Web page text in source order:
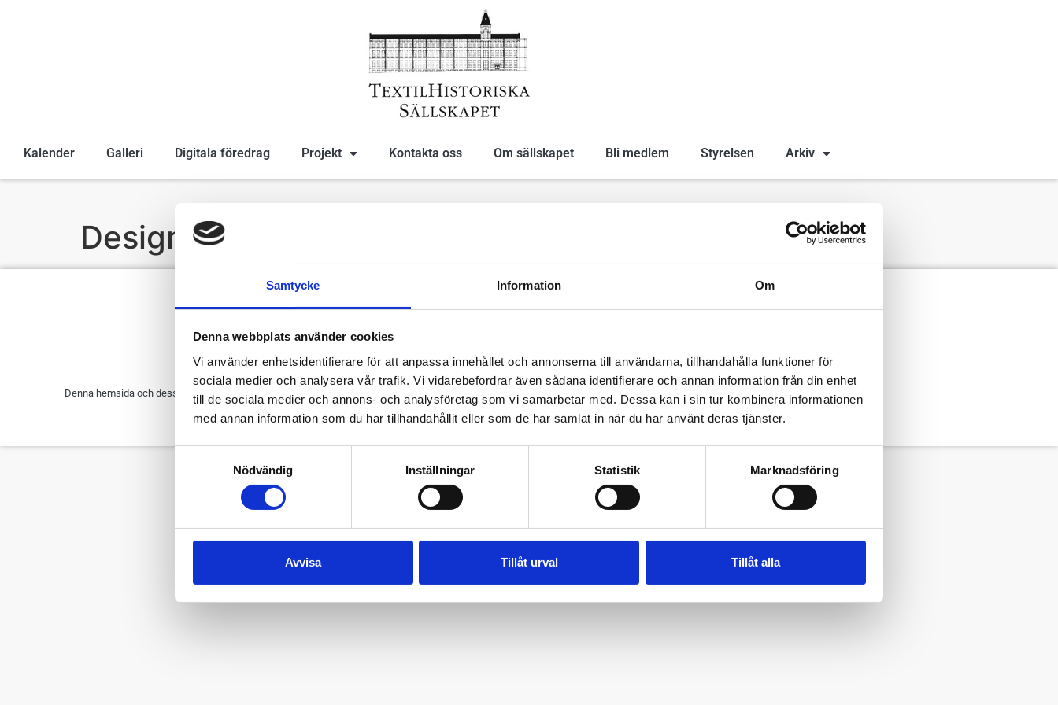
Samtycke Information Om
Denna webbplats använder cookies
Vi använder enhetsidentifierare för att anpassa innehållet och annonserna till användarna, tillhandahålla funktioner för
sociala medier och analysera vår trafik. Vi vidarebefordrar även sådana identifierare och annan information från din enhet
till de sociala medier och annons- och analysföretag som vi samarbetar med. Dessa kan i sin tur kombinera informationen
med annan information som du har tillhandahållit eller som de har samlat in när du har använt deras tjänster.
Nödvändig
Inställningar Statistik Marknadsföring
Avvisa Tillåt urval Tillåt alla
Kalender Galleri Digitala föredrag Projekt Kontakta oss Om sällskapet Bli medlem Styrelsen Arkiv
Designcafé: Skatter från textilmuseets arkiv.
Denna hemsida och dess innehåll tillhör TextilHistoriska Sällskapet. Bilder tillhör TextilHistoriska Sällskapet och Textilmuseet i Borås Copyright Jan Berg om inte annat anges.
Copyright © 2015-2023 TextilHistoriska Sällskapet